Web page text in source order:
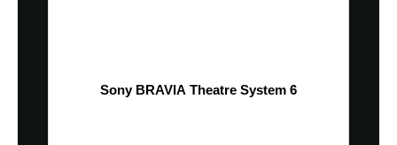
Sony BRAVIA Theatre System 6